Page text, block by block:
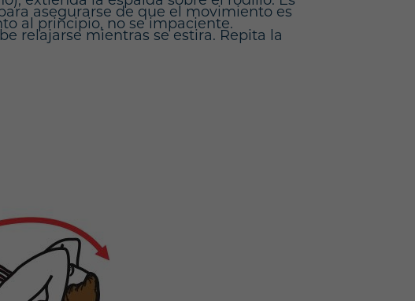
asegurarse de que el movimiento es
al principio, no se impaciente.
relajarse mientras se estira. Repita la